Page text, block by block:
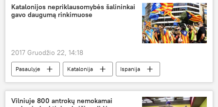
Kaunas
Kauno oro uostas
emigrantai
Katalonijos nepriklausomybės šalininkai
gavo daugumą rinkimuose
2017 Gruodžio 22, 14:18
Pasaulyje Katalonija
Ispanija
referendumas
parlamento rinkimai
Vilniuje 800 antrokų nemokamai